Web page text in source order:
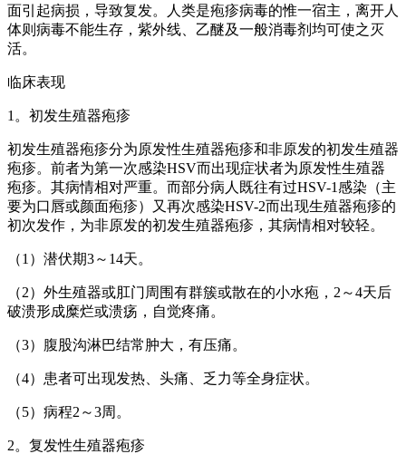
面引起病损，导致复发。人类是疱疹病毒的惟一宿主，离开人
体则病毒不能生存，紫外线、乙醚及一般消毒剂均可使之灭
活。
临床表现
1。初发生殖器疱疹
初发生殖器疱疹分为原发性生殖器疱疹和非原发的初发生殖器
疱疹。前者为第一次感染HSV而出现症状者为原发性生殖器
疱疹。其病情相对严重。而部分病人既往有过HSV-1感染（主
要为口唇或颜面疱疹）又再次感染HSV-2而出现生殖器疱疹的
初次发作，为非原发的初发生殖器疱疹，其病情相对较轻。
（1）潜伏期3～14天。
（2）外生殖器或肛门周围有群簇或散在的小水疱，2～4天后
破溃形成糜烂或溃疡，自觉疼痛。
（3）腹股沟淋巴结常肿大，有压痛。
（4）患者可出现发热、头痛、乏力等全身症状。
（5）病程2～3周。
2。复发性生殖器疱疹